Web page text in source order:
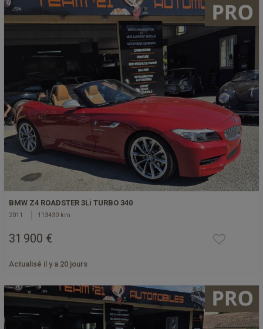
BMW Z4 ROADSTER 3Li TURBO 340
2011 113430 km
31 900 €
Actualisé il y a 20 jours